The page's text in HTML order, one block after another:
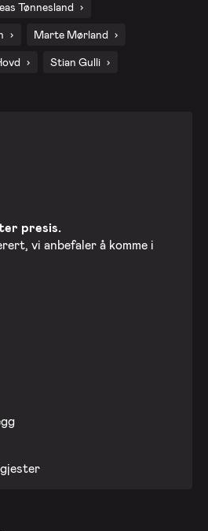
Tønnesland
Marte Mørland
Stian Gulli
presis.
vi anbefaler å komme i